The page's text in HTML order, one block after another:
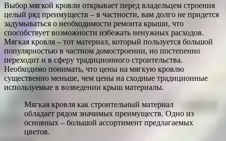
Выбор мягкой кровли открывает перед владельцем строения
целый ряд преимуществ – в частности, вам долго не придется
задумываться о необходимости ремонта крыши, что
способствует возможности избежать ненужных расходов.
Мягкая кровля – тот материал, который пользуется большой
популярностью в частном домостроении, но постепенно
переходит и в сферу традиционного строительства.
Необходимо понимать, что цены на мягкую кровлю
существенно меньше, чем цены на сходные традиционные
используемые в возведении крыш материалы.
Мягкая кровля как строительный материал
обладает рядом значимых преимуществ. Одно из
основных – большой ассортимент предлагаемых
цветов.